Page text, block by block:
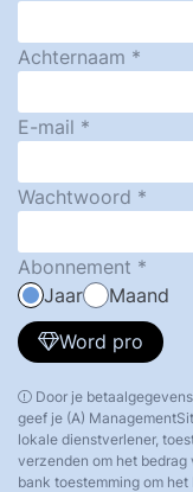
Achternaam
E-mail
Wachtwoord
Abonnement
Jaar
Maand
Word pro
Door je
geef je (A)
lokale dienstverlener,
verzenden om het
bank toestemming om